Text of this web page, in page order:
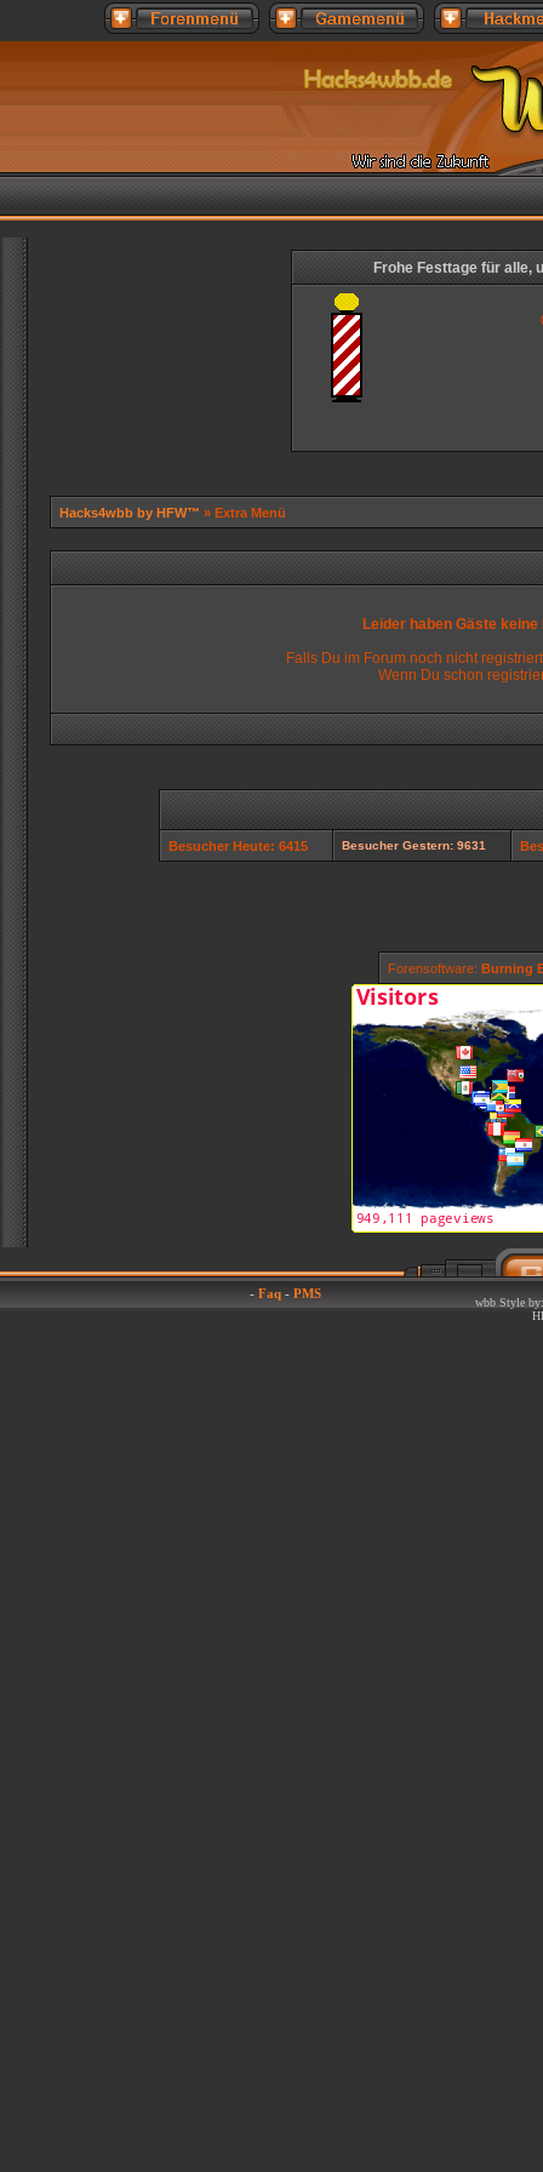
Frohe Festtage für alle,
Hacks4wbb by HFW™ » Extra Menü
Leider haben Gäste
Falls Du im Forum noch nicht
Wenn Du schon
Besucher Heute: 6415 Besucher Gestern: 9631
Forensoftware: Burning
- Faq - PMS
wbb Style